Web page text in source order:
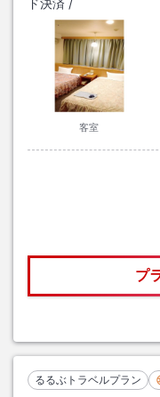
客室
プ
るるぶトラベルプラン